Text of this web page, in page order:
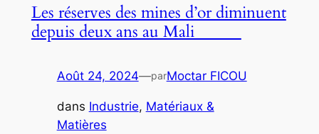
Les réserves des mines d’or diminuent
depuis deux ans au Mali
Août 24, 2024—parMoctar FICOU
dans Industrie, Matériaux &
Matières